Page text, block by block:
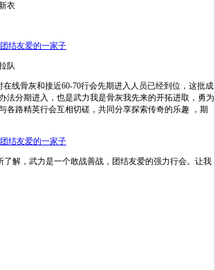
衣
队
骨灰和接近60-70行会先期进入人员已经到位，这批成
法分期进入，也是武力我是骨灰我先来的开拓进取，勇为
各路精英行会互相切磋，共同分享探索传奇的乐趣 ，期
解，武力是一个敢战善战，团结友爱的强力行会。让我